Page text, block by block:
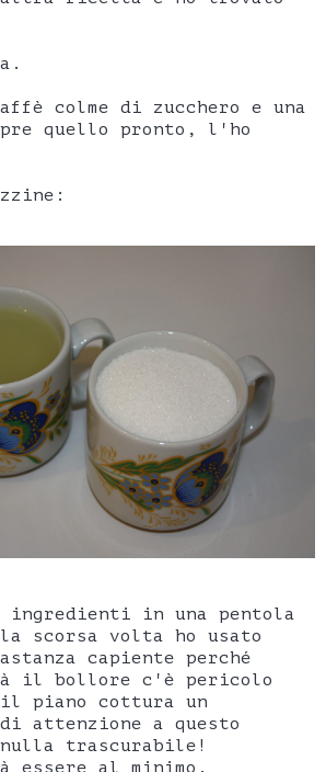
colme di zucchero e una
quello pronto, l'ho
ingredienti in una pentola
scorsa volta ho usato
capiente perché
il bollore c'è pericolo
piano cottura un
attenzione a questo
trascurabile!
essere al minimo.